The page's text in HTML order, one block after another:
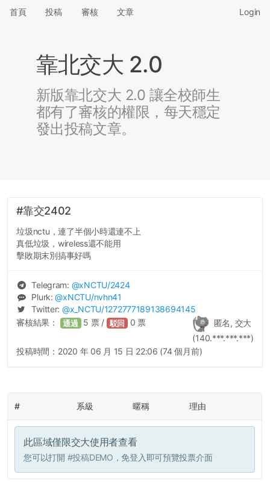
首頁 投稿 審核 文章 Login
靠北交大 2.0
新版靠北交大 2.0 讓全校師生
都有了審核的權限，每天穩定
發出投稿文章。
#靠交2402
垃圾nctu，連了半個小時還連不上
真低垃圾，wireless還不能用
擊敗期末別搞事好嗎
Telegram: @xNCTU/2424
Plurk:@xNCTU/nvhn41
Twitter: @x_NCTU/1272777189138694145
匿名, 交大
(140.***.***.***)
審核結果： 通過 5 票 / 駁回 0 票
投稿時間： 2020 年 06 月 15 日 22:06 (74 個月前)
# 系級 暱稱 理由
此區域僅限交大使用者查看
您可以打開 #投稿DEMO ，免登入即可預覽投票介面